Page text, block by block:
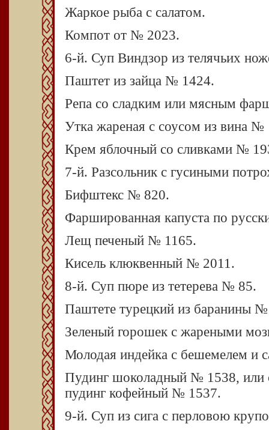
Жаркое рыба с салатом.
Компот от № 2023.
6-й. Суп Виндзор из телячьих
Паштет из зайца № 1424.
Репа со сладким или мясным
Утка жареная с соусом из вина №
Крем яблочный со сливками №
7-й. Разсольник с гусиными
Бифштекс № 820.
Фаршированная капуста по
Лещ печеный № 1165.
Кисель клюквенный № 2011.
8-й. Суп пюре из тетерева № 85.
Паштете турецкий из баранины
Зеленый горошек с жареными
Молодая индейка с бешемелем и
Пудинг шоколадный № 1538, или
пудинг кофейный № 1537.
9-й. Суп из сига с перловою